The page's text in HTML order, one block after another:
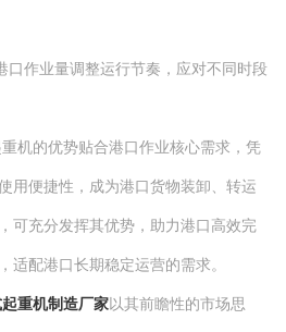
业量调整运行节奏，应对不同时段
的优势贴合港口作业核心需求，凭
用便捷性，成为港口货物装卸、转运
可充分发挥其优势，助力港口高效完
适配港口长期稳定运营的需求。
重机制造厂家以其前瞻性的市场思